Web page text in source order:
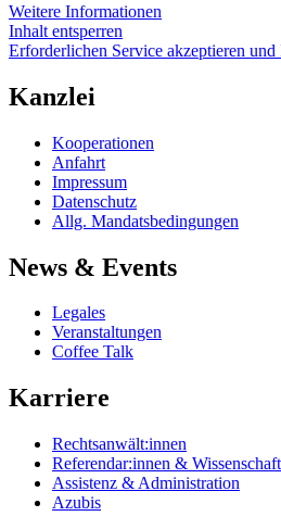
Weitere Informationen
Inhalt entsperren
Erforderlichen Service akzeptieren und
Kanzlei
Kooperationen
Anfahrt
Impressum
Datenschutz
Allg. Mandatsbedingungen
News & Events
Legales
Veranstaltungen
Coffee Talk
Karriere
Rechtsanwält:innen
Referendar:innen &
Assistenz & Administration
Azubis